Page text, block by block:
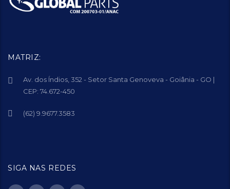
MATRIZ:
Av. dos Índios, 352 - Setor Santa Genoveva - Goiânia - GO |
CEP: 74.672-450
(62) 9.9677.3583
SIGA NAS REDES